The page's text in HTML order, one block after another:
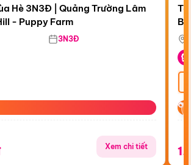
Hè 3N3Đ | Quảng Trường Lâm
- Puppy Farm
3N3Đ
Xem chi tiết